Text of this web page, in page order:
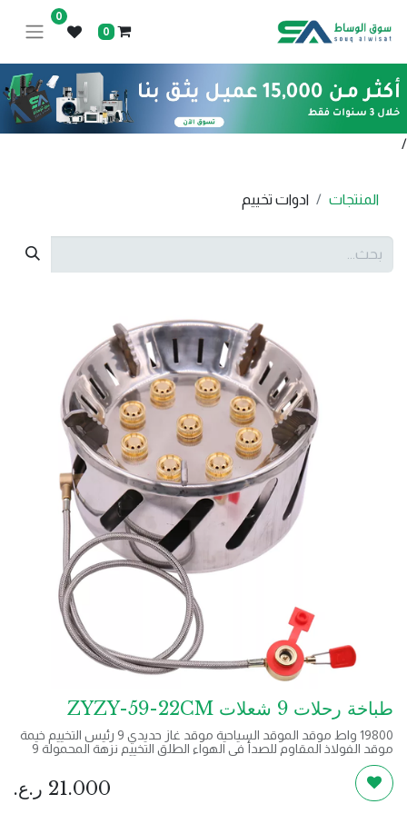
0
0
/
المنتجات ادوات تخييم
طباخة رحلات 9 شعلات ZYZY-59-22CM
19800 واط موقد الموقد السياحية موقد غاز حديدي 9 رئيس التخييم خيمة
موقد الفولاذ المقاوم للصدأ في الهواء الطلق التخييم نزهة المحمولة 9
ثقوب موقد
21.000 ر.ع.